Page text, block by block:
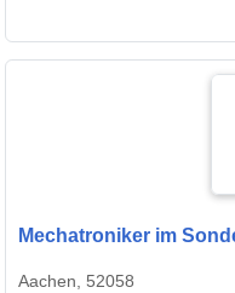
Mechatroniker im
Aachen, 52058